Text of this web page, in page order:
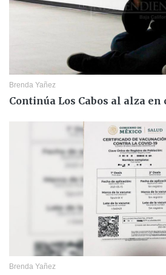
Brenda Yañez
Continúa Los Cabos al alza en
Brenda Yañez